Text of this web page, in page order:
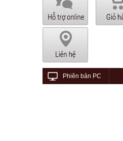
Phiên bản PC